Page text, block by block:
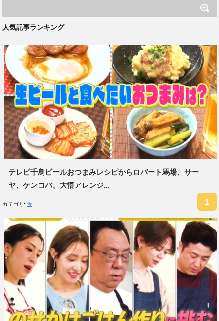
人気記事ランキング
テレビ千鳥ビールおつまみレシピからロバート馬場、サー
ヤ、ケンコバ、大悟アレンジ...
カテゴリ: 食